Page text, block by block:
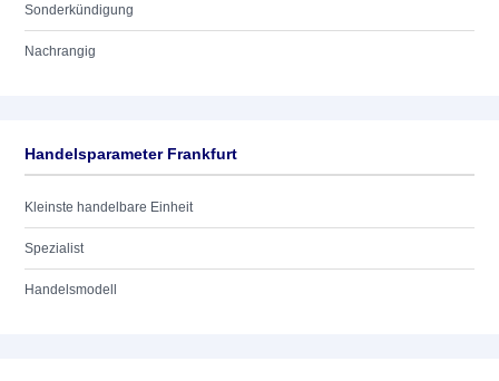
Sonderkündigung
Nachrangig
Handelsparameter Frankfurt
Kleinste handelbare Einheit
Spezialist
Handelsmodell